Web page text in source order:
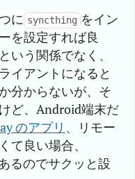
に syncthing をイン
を設定すれば良
いう関係でなく、
イアントになると
分からないが、そ
ど、Android端末だ
のアプリ 、リモー
て良い場合、
るのでサクッと設